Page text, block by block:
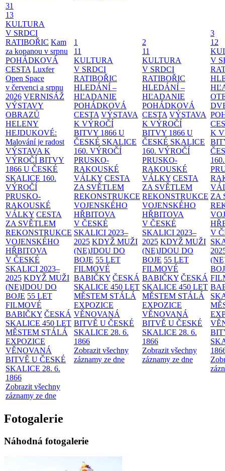
31
13
KULTURA
V SRDCI
RATIBOŘIC Kam
za kopanou v srpnu
POHÁDKOVÁ
CESTA Luxfer
Open Space
v červenci a srpnu
2026 VERNISÁŽ
VÝSTAVY
OBRAZŮ
HELENY
HEJDUKOVÉ:
Malování je radost
VÝSTAVA K
VÝROČÍ BITVY
1866 U ČESKÉ
SKALICE 160.
VÝROČÍ
PRUSKO-
RAKOUSKÉ
VÁLKY CESTA
ZA SVĚTLEM
REKONSTRUKCE
VOJENSKÉHO
HŘBITOVA
V ČESKÉ
SKALICI 2023–
2025 KDYŽ MUŽI
(NE)JDOU DO
BOJE 55 LET
FILMOVÉ
BABIČKY ČESKÁ
SKALICE 450 LET
MĚSTEM STÁLÁ
EXPOZICE
VĚNOVANÁ
BITVĚ U ČESKÉ
SKALICE 28. 6.
1866
Zobrazit všechny
záznamy ze dne
1
11
KULTURA
V SRDCI
RATIBOŘIC
HLEDÁNÍ –
HĽADANIE
POHÁDKOVÁ
CESTA VÝSTAVA
K VÝROČÍ
BITVY 1866 U
ČESKÉ SKALICE
160. VÝROČÍ
PRUSKO-
RAKOUSKÉ
VÁLKY CESTA
ZA SVĚTLEM
REKONSTRUKCE
VOJENSKÉHO
HŘBITOVA
V ČESKÉ
SKALICI 2023–
2025 KDYŽ MUŽI
(NE)JDOU DO
BOJE 55 LET
FILMOVÉ
BABIČKY ČESKÁ
SKALICE 450 LET
MĚSTEM STÁLÁ
EXPOZICE
VĚNOVANÁ
BITVĚ U ČESKÉ
SKALICE 28. 6.
1866
Zobrazit všechny
záznamy ze dne
2
11
KULTURA
V SRDCI
RATIBOŘIC
HLEDÁNÍ –
HĽADANIE
POHÁDKOVÁ
CESTA VÝSTAVA
K VÝROČÍ
BITVY 1866 U
ČESKÉ SKALICE
160. VÝROČÍ
PRUSKO-
RAKOUSKÉ
VÁLKY CESTA
ZA SVĚTLEM
REKONSTRUKCE
VOJENSKÉHO
HŘBITOVA
V ČESKÉ
SKALICI 2023–
2025 KDYŽ MUŽI
(NE)JDOU DO
BOJE 55 LET
FILMOVÉ
BABIČKY ČESKÁ
SKALICE 450 LET
MĚSTEM STÁLÁ
EXPOZICE
VĚNOVANÁ
BITVĚ U ČESKÉ
SKALICE 28. 6.
1866
Zobrazit všechny
záznamy ze dne
3
12
V
K
ZA
V
Fotogalerie
Náhodná fotogalerie